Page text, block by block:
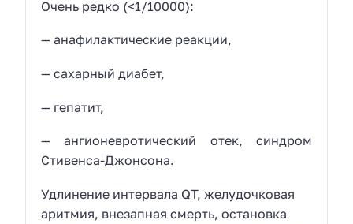
Очень редко (<1/10000):
— анафилактические реакции,
— сахарный диабет,
— гепатит,
— ангионевротический отек, синдром
Стивенса-Джонсона.
Удлинение интервала QT, желудочковая
аритмия, внезапная смерть, остановка